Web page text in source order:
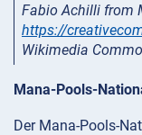
Fabio Achilli from
https://
Wikimedia
Mana-Pools-
Der Mana-Pools-